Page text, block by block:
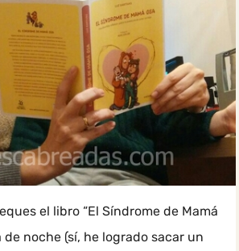
el libro “El Síndrome de Mamá
de noche (sí, he logrado sacar un